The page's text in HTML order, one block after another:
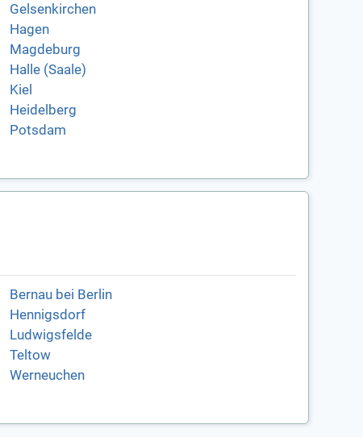
Gelsenkirchen
Hagen
Magdeburg
Halle (Saale)
Kiel
Heidelberg
Potsdam
Bernau bei Berlin
Hennigsdorf
Ludwigsfelde
Teltow
Werneuchen